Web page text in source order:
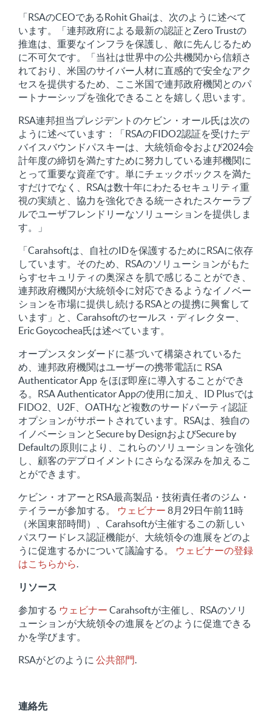
「RSAのCEOであるRohit Ghaiは、次のように述べて
います。「連邦政府による最新の認証とZero Trustの
推進は、重要なインフラを保護し、敵に先んじるため
に不可欠です。「当社は世界中の公共機関から信頼さ
れており、米国のサイバー人材に直感的で安全なアク
セスを提供するため、ここ米国で連邦政府機関とのパ
ートナーシップを強化できることを嬉しく思います。
RSA連邦担当プレジデントのケビン・オール氏は次の
ように述べています：「RSAのFIDO2認証を受けたデ
バイスバウンドパスキーは、大統領命令および2024会
計年度の締切を満たすために努力している連邦機関に
とって重要な資産です。単にチェックボックスを満た
すだけでなく、RSAは数十年にわたるセキュリティ重
視の実績と、協力を強化できる統一されたスケーラブ
ルでユーザフレンドリーなソリューションを提供しま
す。」
「Carahsoftは、自社のIDを保護するためにRSAに依存
しています。そのため、RSAのソリューションがもた
らすセキュリティの奥深さを肌で感じることができ、
連邦政府機関が大統領令に対応できるようなイノベー
ションを市場に提供し続けるRSAとの提携に興奮して
います」と、Carahsoftのセールス・ディレクター、
Eric Goycochea氏は述べています。
オープンスタンダードに基づいて構築されているた
め、連邦政府機関はユーザーの携帯電話に RSA
Authenticator App をほぼ即座に導入することができ
る。RSA Authenticator Appの使用に加え、ID Plusでは
FIDO2、U2F、OATHなど複数のサードパーティ認証
オプションがサポートされています。RSAは、独自の
イノベーションとSecure by DesignおよびSecure by
Defaultの原則により、これらのソリューションを強化
し、顧客のデプロイメントにさらなる深みを加えるこ
とができます。
ケビン・オアーとRSA最高製品・技術責任者のジム・
テイラーが参加する。
ウェビナー 8月29日午前11時
（米国東部時間）、Carahsoftが主催するこの新しい
パスワードレス認証機能が、大統領令の進展をどのよ
うに促進するかについて議論する。
ウェビナーの登録
はこちらから.
リソース
参加する ウェビナー Carahsoftが主催し、RSAのソリ
ューションが大統領令の進展をどのように促進できる
かを学びます。
RSAがどのように 公共部門.
連絡先